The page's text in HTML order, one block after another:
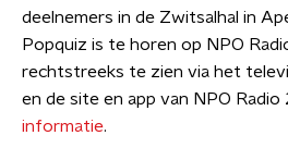
deelnemers in de Zwitsalhal in
Popquiz is te horen op NPO
rechtstreeks te zien via het
en de site en app van NPO Radio
informatie.